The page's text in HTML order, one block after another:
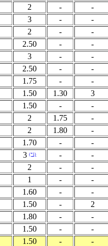
2 - -
3 - -
2 - -
2.50 - -
3 - -
2.50 - -
1.75 - -
1.50 1.30 3
1.50 - -
2 1.75 -
2 1.80 -
1.70 - -
3 (*1) - -
2 - -
1 - -
1.60 - -
1.50 - 2
1.80 - -
1.50 - -
1.50 - -